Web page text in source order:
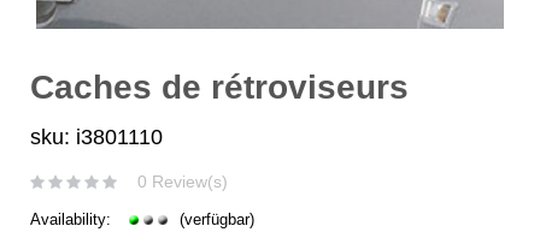
Caches de rétroviseurs
sku: i3801110
0 Review(s)
Availability: (verfügbar)